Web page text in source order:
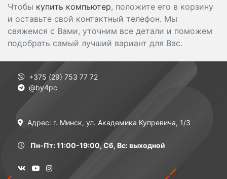
Чтобы купить компьютер, положите его в корзину
и оставьте свой контактный телефон. Мы
свяжемся с Вами, уточним все детали и поможем
подобрать самый лучший вариант для Вас.
+375 (29) 753 77 72
@by4pc
Адрес: г. Минск, ул. Академика Купревича, 1/3
Пн-Пт: 11:00-19:00, Сб, Вс: выходной